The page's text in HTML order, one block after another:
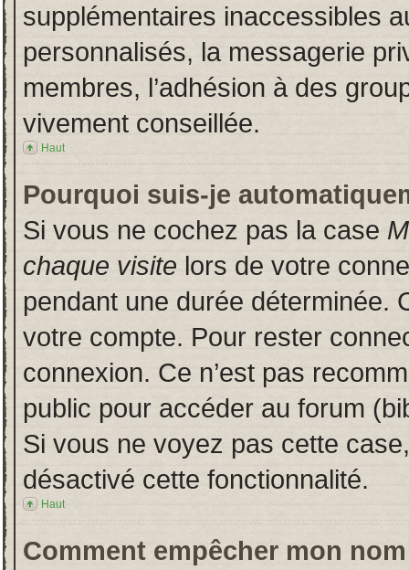
supplémentaires inaccessibles
personnalisés, la messagerie
membres, l’adhésion à des
vivement conseillée.
Haut
Pourquoi suis-je
Si vous ne cochez pas la case
chaque visite lors de votre
pendant une durée déterminée.
votre compte. Pour rester
connexion. Ce n’est pas
public pour accéder au forum
Si vous ne voyez pas cette
désactivé cette fonctionnalité.
Haut
Comment empêcher mon